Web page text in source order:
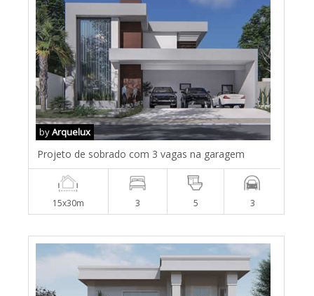
byArquelux
Projeto de sobrado com 3 vagas na garagem
15x30m 3 5 3